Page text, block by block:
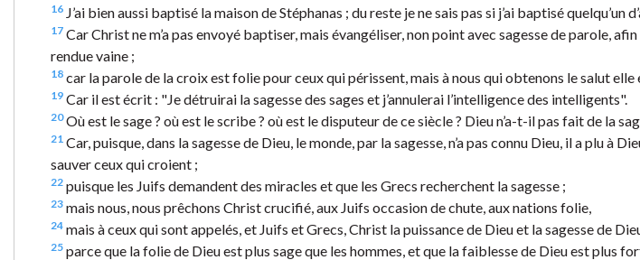
16 J’ai bien aussi baptisé la maison de Stéphanas ; du reste je ne sais pas si j’ai baptisé quelqu’un
17 Car Christ ne m’a pas envoyé baptiser, mais évangéliser, non point avec sagesse de parole,
rendue vaine ;
18 car la parole de la croix est folie pour ceux qui périssent, mais à nous qui obtenons le salut elle
19 Car il est écrit : "Je détruirai la sagesse des sages et j’annulerai l’intelligence des intelligents".
20Où est le sage ? où est le scribe ? où est le disputeur de ce siècle ? Dieu n’a-t-il pas fait de la
21 Car, puisque, dans la sagesse de Dieu, le monde, par la sagesse, n’a pas connu Dieu, il a plu à
sauver ceux qui croient ;
22 puisque les Juifs demandent des miracles et que les Grecs recherchent la sagesse ;
23 mais nous, nous prêchons Christ crucifié, aux Juifs occasion de chute, aux nations folie,
24 mais à ceux qui sont appelés, et Juifs et Grecs, Christ la puissance de Dieu et la sagesse de
25 parce que la folie de Dieu est plus sage que les hommes, et que la faiblesse de Dieu est plus